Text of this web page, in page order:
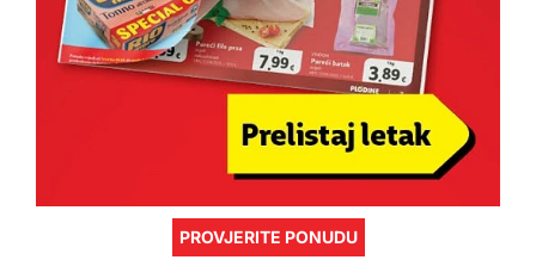
PROVJERITE PONUDU